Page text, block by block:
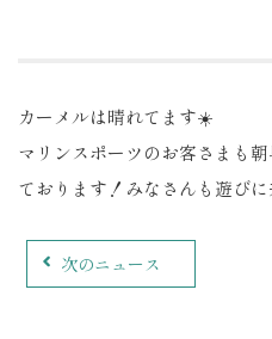
カーメルは晴れてます☀️
マリンスポーツのお客さまも
ております！みなさんも遊び
次のニュース